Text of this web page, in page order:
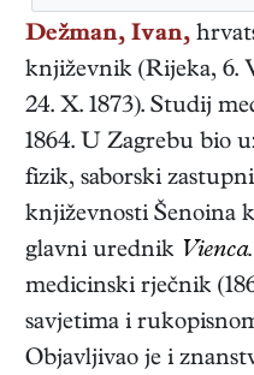
Dežman, Ivan,
književnik (Rijeka, 6.
24. X. 1873). Studij
1864. U Zagrebu bio
fizik, saborski
književnosti Šenoina
glavni urednik Vienca.
medicinski rječnik
savjetima i
Objavljivao je i